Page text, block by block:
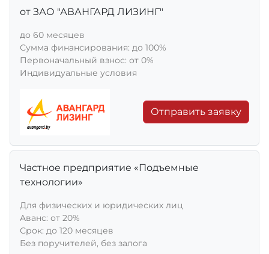
от ЗАО "АВАНГАРД ЛИЗИНГ"
до 60 месяцев
Сумма финансирования: до 100%
Первоначальный взнос: от 0%
Индивидуальные условия
Отправить заявку
Частное предприятие «Подъемные
технологии»
Для физических и юридических лиц
Aванс: от 20%
Срок: до 120 месяцев
Без поручителей, без залога